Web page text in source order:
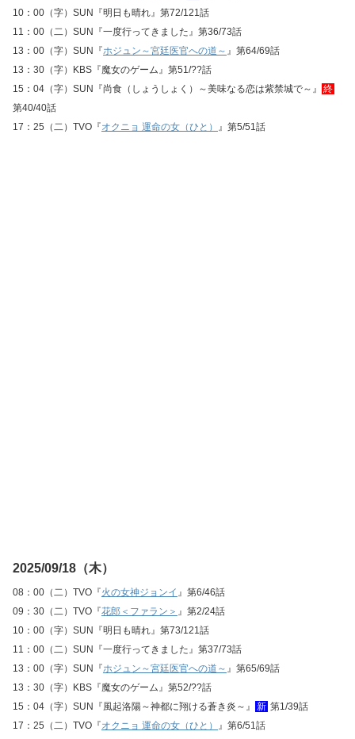
10：00（字）SUN『明日も晴れ』第72/121話
11：00（二）SUN『一度行ってきました』第36/73話
13：00（字）SUN『ホジュン～宮廷医官への道～ 』第64/69話
13：30（字）KBS『魔女のゲーム』第51/??話
15：04（字）SUN『尚食（しょうしょく）～美味なる恋は紫禁城で～』
終
第40/40話
17：25（二）TVO『オクニョ 運命の女（ひと） 』第5/51話
2025/09/18（木）
08：00（二）TVO『火の女神ジョンイ 』第6/46話
09：30（二）TVO『花郎＜ファラン＞ 』第2/24話
10：00（字）SUN『明日も晴れ』第73/121話
11：00（二）SUN『一度行ってきました』第37/73話
13：00（字）SUN『ホジュン～宮廷医官への道～ 』第65/69話
13：30（字）KBS『魔女のゲーム』第52/??話
15：04（字）SUN『風起洛陽～神都に翔ける蒼き炎～』
新 第1/39話
17：25（二）TVO『オクニョ 運命の女（ひと） 』第6/51話